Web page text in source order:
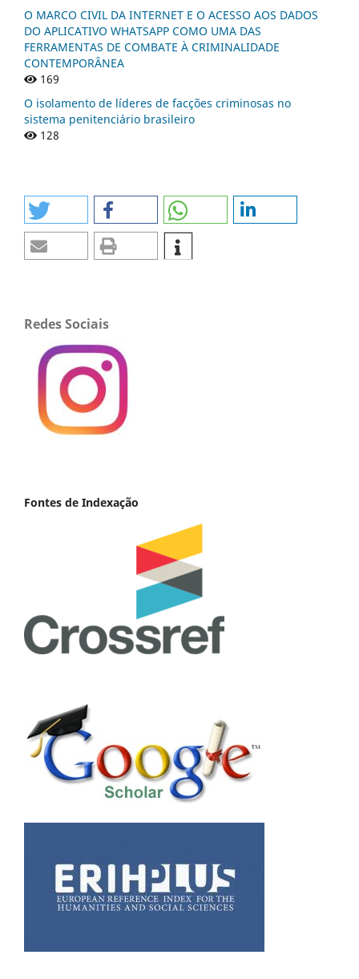
O MARCO CIVIL DA INTERNET E O ACESSO AOS DADOS
DO APLICATIVO WHATSAPP COMO UMA DAS
FERRAMENTAS DE COMBATE À CRIMINALIDADE
CONTEMPORÂNEA
169
O isolamento de líderes de facções criminosas no
sistema penitenciário brasileiro
128
Redes Sociais
Fontes de Indexação